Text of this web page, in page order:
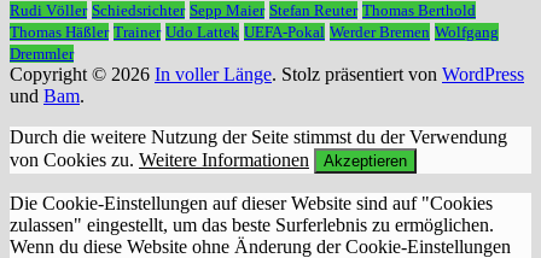
Rudi Völler Schiedsrichter Sepp Maier Stefan Reuter Thomas Berthold
Thomas Häßler Trainer Udo Lattek UEFA-Pokal Werder Bremen Wolfgang
Dremmler
Copyright © 2026 In voller Länge. Stolz präsentiert von WordPress
und Bam.
Durch die weitere Nutzung der Seite stimmst du der Verwendung
von Cookies zu. Weitere Informationen Akzeptieren
Die Cookie-Einstellungen auf dieser Website sind auf "Cookies
zulassen" eingestellt, um das beste Surferlebnis zu ermöglichen.
Wenn du diese Website ohne Änderung der Cookie-Einstellungen